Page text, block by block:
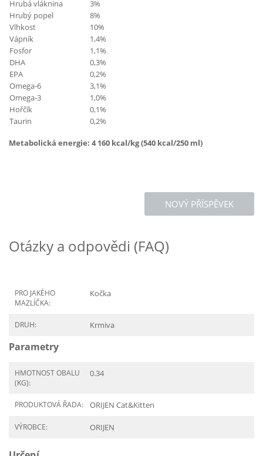
Hrubá vláknina
3%
Hrubý popel
8%
Vlhkost
10%
Vápník
1,4%
Fosfor
1,1%
DHA
0,3%
EPA
0,2%
Omega-6
3,1%
Omega-3
1,0%
Hořčík
0,1%
Taurin
0,2%
Metabolická energie: 4 160 kcal/kg (540 kcal/250 ml)
NOVÝ PŘÍSPĚVEK
Otázky a odpovědi (FAQ)
PRO JAKÉHO
MAZLÍČKA:
Kočka
DRUH: Krmiva
Parametry
HMOTNOST OBALU
(KG):
0.34
PRODUKTOVÁ ŘADA: ORIJEN Cat&Kitten
VÝROBCE: ORIJEN